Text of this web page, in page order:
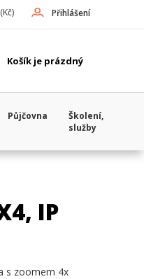
Přihlášení
(Kč)
Košík je prázdný
Půjčovna
Školení,
služby
IP
s zoomem 4x